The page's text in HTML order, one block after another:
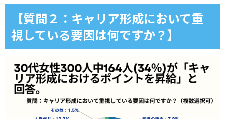
【質問２：キャリア形成において重
視している要因は何ですか？】